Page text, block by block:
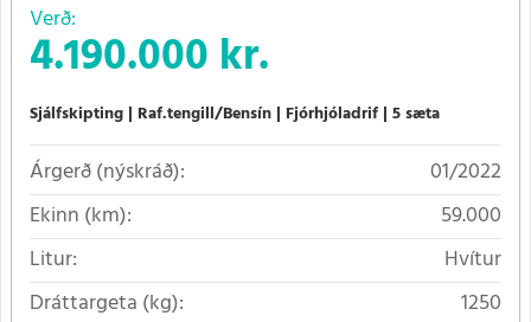
Verð:
4.190.000 kr.
Sjálfskipting Raf.tengill/Bensín Fjórhjóladrif 5 sæta
Árgerð (nýskráð):
01/2022
Ekinn (km):
59.000
Litur:
Hvítur
Dráttargeta (kg):
1250